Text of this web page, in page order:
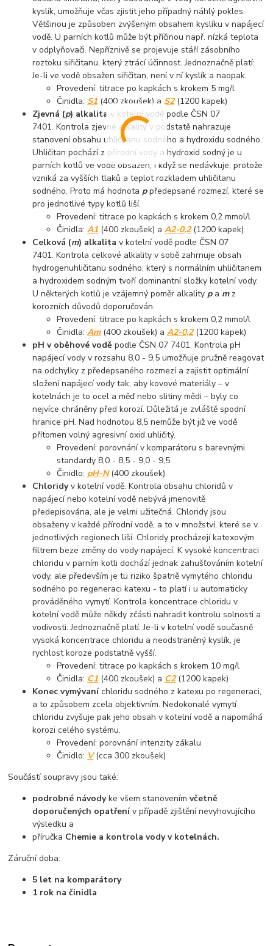
kyslík, umožňuje včas zjistit jeho případný náhlý pokles.
Většinou je způsoben zvýšeným obsahem kyslíku v napájecí
vodě. U parních kotlů může být příčinou např. nízká teplota
v odplyňovači. Nepříznivě se projevuje stáří zásobního
roztoku siřičitanu, který ztrácí účinnost. Jednoznačně platí:
Je-li ve vodě obsažen siřičitan, není v ní kyslík a naopak.
Provedení: titrace po kapkách s krokem 5 mg/l
Činidla: S1 (400 zkoušek) a S2 (1200 kapek)
Zjevná (p) alkalita v kotelní vodě podle ČSN 07
7401. Kontrola zjevné alkality v podstatě nahrazuje
stanovení obsahu uhličitanu sodného a hydroxidu sodného.
Uhličitan pochází z přírodní vody a hydroxid sodný je u
parních kotlů ve vodě obsažen, i když se nedávkuje, protože
vzniká za vyšších tlaků a teplot rozkladem uhličitanu
sodného. Proto má hodnotappředepsané rozmezí, které se
pro jednotlivé typy kotlů liší.
Provedení: titrace po kapkách s krokem 0,2 mmol/l
Činidla:A1 (400 zkoušek) aA2-0,2 (1200 kapek)
Celková (m) alkalita v kotelní vodě podle ČSN 07
7401. Kontrola celkové alkality v sobě zahrnuje obsah
hydrogenuhličitanu sodného, který s normálním uhličitanem
a hydroxidem sodným tvoří dominantní složky kotelní vody.
U některých kotlů je vzájemný poměr alkalitypa mz
korozních důvodů doporučován.
Provedení: titrace po kapkách s krokem 0,2 mmol/l
Činidla:Am(400 zkoušek) aA2-0,2 (1200 kapek)
pH v oběhové vodě podle ČSN 07 7401. Kontrola pH
napájecí vody v rozsahu 8,0 - 9,5 umožňuje pružně reagovat
na odchylky z předepsaného rozmezí a zajistit optimální
složení napájecí vody tak, aby kovové materiály – v
kotelnách je to ocel a měď nebo slitiny mědi – byly co
nejvíce chráněny před korozí. Důležitá je zvláště spodní
hranice pH. Nad hodnotou 8,5 nemůže být již ve vodě
přítomen volný agresivní oxid uhličitý.
Provedení: porovnání v komparátoru s barevnými
standardy 8,0 - 8,5 - 9,0 - 9,5
Činidlo:pH-N (400 zkoušek)
Chloridyv kotelní vodě. Kontrola obsahu chloridů v
napájecí nebo kotelní vodě nebývá jmenovitě
předepisována, ale je velmi užitečná. Chloridy jsou
obsaženy v každé přírodní vodě, a to v množství, které se v
jednotlivých regionech liší. Chloridy procházejí katexovým
filtrem beze změny do vody napájecí. K vysoké koncentraci
chloridu v parním kotli dochází jednak zahušťováním kotelní
vody, ale především je tu riziko špatně vymytého chloridu
sodného po regeneraci katexu - to platí i u automaticky
prováděného vymytí. Kontrola koncentrace chloridu v
kotelní vodě může někdy zčásti nahradit kontrolu solnosti a
vodivosti. Jednoznačně platí: Je-li v kotelní vodě současně
vysoká koncentrace chloridu a neodstraněný kyslík, je
rychlost koroze podstatně vyšší.
Provedení: titrace po kapkách s krokem 10 mg/l
Činidla: C1 (400 zkoušek) a C2 (1200 kapek)
Konec vymývaníchloridu sodného z katexu po regeneraci,
a to způsobem zcela objektivním. Nedokonalé vymytí
chloridu zvyšuje pak jeho obsah v kotelní vodě a napomáhá
korozi celého systému.
Provedení: porovnání intenzity zákalu
Činidlo: V(cca 300 zkoušek)
Součástí soupravy jsou také:
podrobné návodyke všem stanovenímvčetně
doporučených opatřenív případě zjištění nevyhovujícího
výsledku a
příručka Chemie a kontrola vody v kotelnách.
Záruční doba:
5 let na komparátory
1 rok na činidla